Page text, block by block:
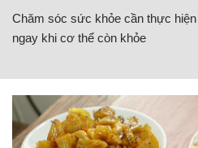
Chăm sóc sức khỏe cần thực hiện
ngay khi cơ thể còn khỏe